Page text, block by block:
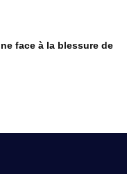
face à la blessure de